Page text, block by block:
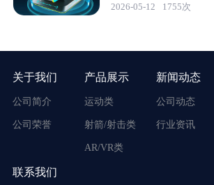
2026-05-12 1755次
关于我们
公司简介
公司荣誉
产品展示
运动类
射箭/射击类
AR/VR类
新闻动态
公司动态
行业资讯
联系我们